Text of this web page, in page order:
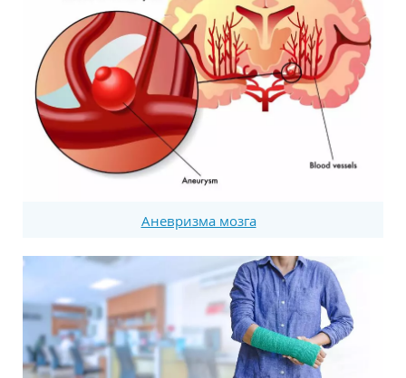
Аневризма мозга